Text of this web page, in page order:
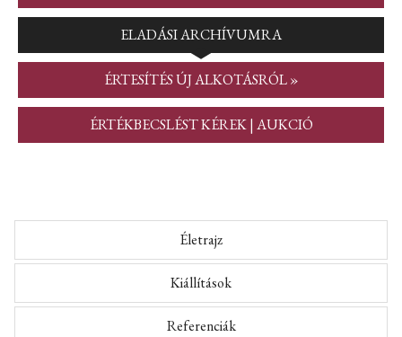
ELADÁSI ARCHÍVUMRA
ÉRTESÍTÉS ÚJ ALKOTÁSRÓL »
ÉRTÉKBECSLÉST KÉREK | AUKCIÓ
Életrajz
Kiállítások
Referenciák